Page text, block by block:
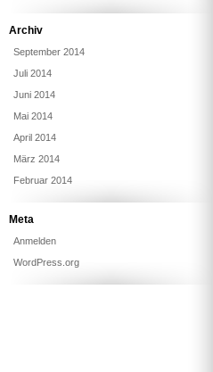
Archiv
September 2014
Juli 2014
Juni 2014
Mai 2014
April 2014
März 2014
Februar 2014
Meta
Anmelden
WordPress.org